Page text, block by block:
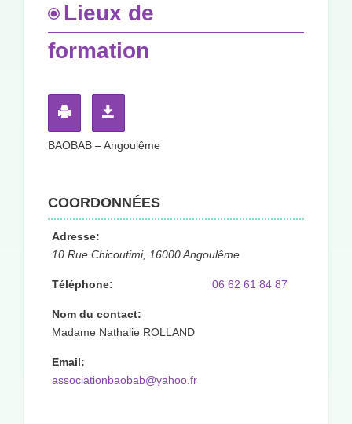
Lieux de
formation
BAOBAB – Angoulême
COORDONNÉES
Adresse:
10 Rue Chicoutimi, 16000 Angoulême
Téléphone: 06 62 61 84 87
Nom du contact:
Madame Nathalie ROLLAND
Email:
associationbaobab@yahoo.fr